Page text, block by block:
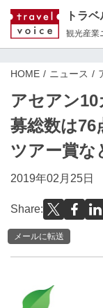
トラ
観光産業
HOME ニュース
アセアン
募総数は76
ツアー賞な
2019年02月25日
Share:
メールに転送